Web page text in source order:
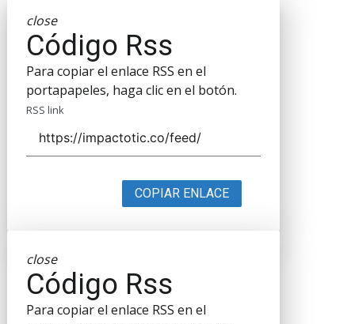
close
Código Rss
Para copiar el enlace RSS en el
portapapeles, haga clic en el botón.
RSS link
COPIAR ENLACE
close
Código Rss
Para copiar el enlace RSS en el